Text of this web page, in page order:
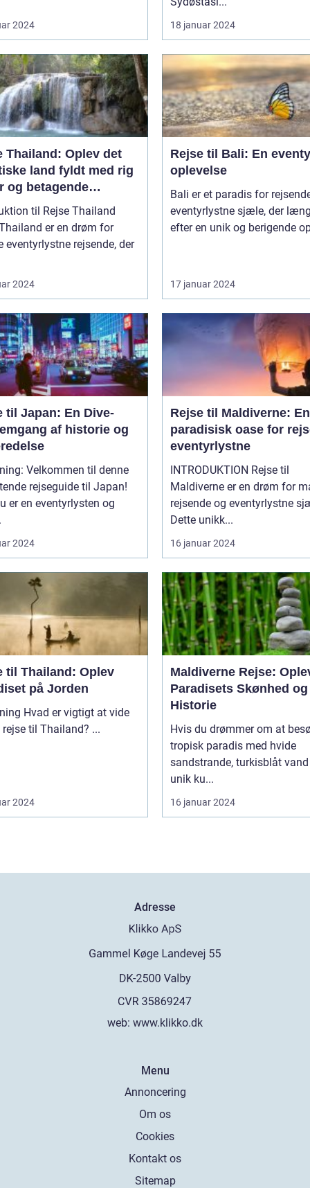
2024 18 januar 2024
Thailand: Oplev det
land fyldt med rig
og betagende
til Rejse Thailand
er en drøm for
eventyrlystne rejsende, der
2024
Rejse til Bali: En
oplevelse
Bali er et paradis for
eventyrlystne sjæle, der
efter en unik og berigende
17 januar 2024
til Japan: En Dive-
af historie og
Velkommen til denne
rejseguide til Japan!
er en eventyrlysten og
2024
Rejse til Maldiverne: En
paradisisk oase for
eventyrlystne
INTRODUKTION Rejse til
Maldiverne er en drøm for
rejsende og eventyrlystne
Dette unikk...
16 januar 2024
til Thailand: Oplev
på Jorden
at vide
om en rejse til Thailand? ...
2024
Maldiverne Rejse:
Paradisets Skønhed og
Historie
Hvis du drømmer om at
tropisk paradis med hvide
sandstrande, turkisblåt
unik ku...
16 januar 2024
Adresse
web: www.klikko.dk
Menu
Annoncering
Om os
Cookies
Kontakt os
Sitemap